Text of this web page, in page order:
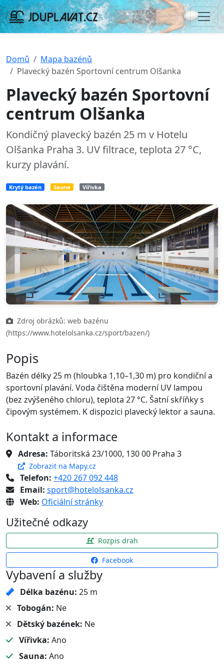
Domů
Mapa bazénů
Plavecký bazén Sportovní centrum Olšanka
Plavecký bazén Sportovní
centrum Olšanka
Kondičný plavecký bazén 25 m v Hotelu
Olšanka Praha 3. UV filtrace, teplota 27 °C,
kurzy plavání.
Krytý bazén Sauna Vířivka
Zdroj obrázků: web bazénu
(https://www.hotelolsanka.cz/sport/bazen/)
Popis
Bazén délky 25 m (hloubka 1,10–1,30 m) pro kondiční a
sportovní plavání. Voda čištěna moderní UV lampou
(bez zvýšeného chloru), teplota 27 °C. Šatní skříňky s
čipovým systémem. K dispozici plavecký lektor a sauna.
Kontakt a informace
Adresa: Táboritská 23/1000, 130 00 Praha 3
Zobrazit na Mapy.cz
Telefon: +420 267 092 448
Email: sport@hotelolsanka.cz
Web: Oficiální stránky
Užitečné odkazy
Rozpis drah
Facebook
Vybavení a služby
Délka bazénu: 25 m
Tobogán: Ne
Dětský bazének: Ne
Vířivka: Ano
Sauna: Ano